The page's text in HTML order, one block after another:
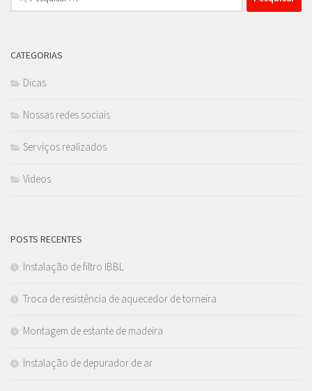
por:
CATEGORIAS
Dicas
Nossas redes sociais
Serviços realizados
Videos
POSTS RECENTES
Instalação de filtro IBBL
Troca de resistência de aquecedor de torneira
Montagem de estante de madeira
Instalação de depurador de ar